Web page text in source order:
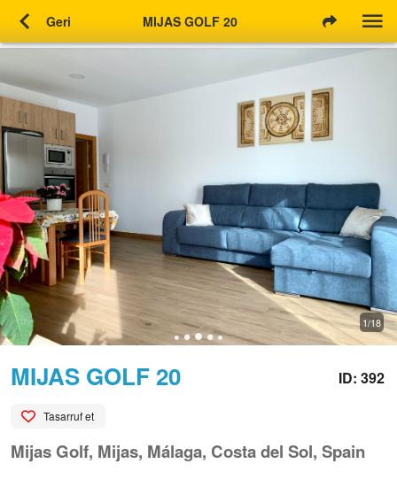
chevron_left Geri MIJAS GOLF 20
1/18
MIJAS GOLF 20
Tasarruf et
ID: 392
Mijas Golf, Mijas, Málaga, Costa del Sol, Spain